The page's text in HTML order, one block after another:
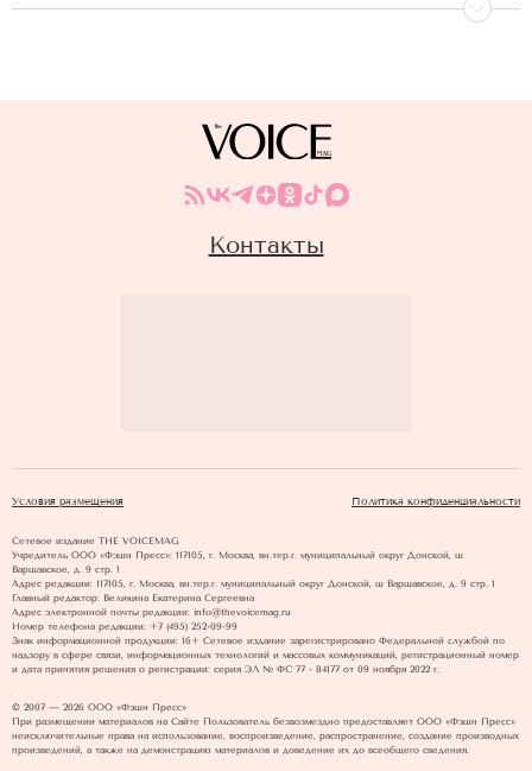
Контакты
Условия размещения Политика конфиденциальности
Сетевое издание THE VOICEMAG
Учредитель ООО «Фэшн Пресс»: 117105, г. Москва, вн.тер.г. муниципальный округ Донской, ш
Варшавское, д. 9 стр. 1
Адрес редакции: 117105, г. Москва, вн.тер.г. муниципальный округ Донской, ш Варшавское, д. 9 стр. 1
Главный редактор: Великина Екатерина Сергеевна
Адрес электронной почты редакции: info@thevoicemag.ru
Номер телефона редакции: +7 (495) 252-09-99
Знак информационной продукции: 16+ Cетевое издание зарегистрировано Федеральной службой по
надзору в сфере связи, информационных технологий и массовых коммуникаций, регистрационный номер
и дата принятия решения о регистрации: серия ЭЛ № ФС 77 - 84177 от 09 ноября 2022 г.
© 2007 — 2026 ООО «Фэшн Пресс»
При размещении материалов на Сайте Пользователь безвозмездно предоставляет ООО «Фэшн Пресс»
неисключительные права на использование, воспроизведение, распространение, создание производных
произведений, а также на демонстрацию материалов и доведение их до всеобщего сведения.